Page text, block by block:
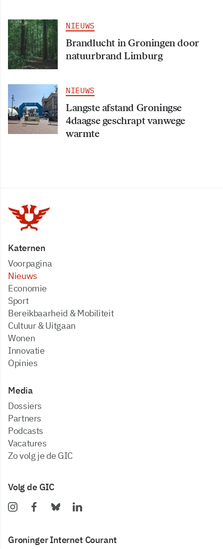
NIEUWS
Brandlucht in Groningen door
natuurbrand Limburg
NIEUWS
Langste afstand Groningse
4daagse geschrapt vanwege
warmte
Katernen
Voorpagina
Nieuws
Economie
Sport
Bereikbaarheid & Mobiliteit
Cultuur & Uitgaan
Wonen
Innovatie
Opinies
Media
dossiers
partners
podcasts
vacatures
zo volg je de GIC
Volg de GIC
Groninger Internet Courant